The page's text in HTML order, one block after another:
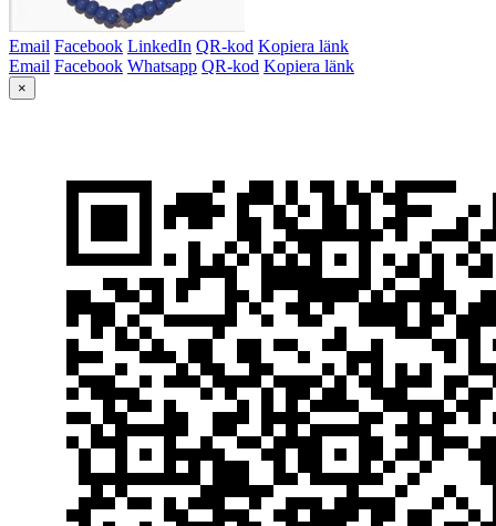
Email Facebook LinkedIn QR-kod Kopiera länk
Email Facebook Whatsapp QR-kod Kopiera länk
×